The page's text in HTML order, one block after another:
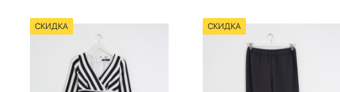
СКИДКА СКИДКА